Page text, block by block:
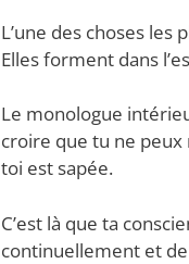
L’une des choses
Elles forment dans
Le monologue
croire que tu ne peux
toi est sapée.
C’est là que ta
continuellement et